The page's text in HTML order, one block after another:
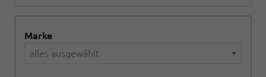
Marke
alles ausgewählt